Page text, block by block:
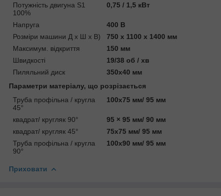
Потужність двигуна S1
100%
0,75 / 1,5 кВт
Напруга
400 В
Розміри машини Д х Ш х В)
750 x 1100 x 1400 мм
Максимум. відкриття
150 мм
Швидкості
19/38 об / хв
Пиляльний диск
350х40 мм
Параметри матеріалу, що розрізається
Труба профільна / кругла
45°
100х75 мм/ 95 мм
квадрат/ кругляк 90°
95 × 95 мм/ 90 мм
квадрат/ кругляк 45°
75х75 мм/ 95 мм
Труба профільна / кругла
90°
100х90 мм/ 95 мм
Приховати